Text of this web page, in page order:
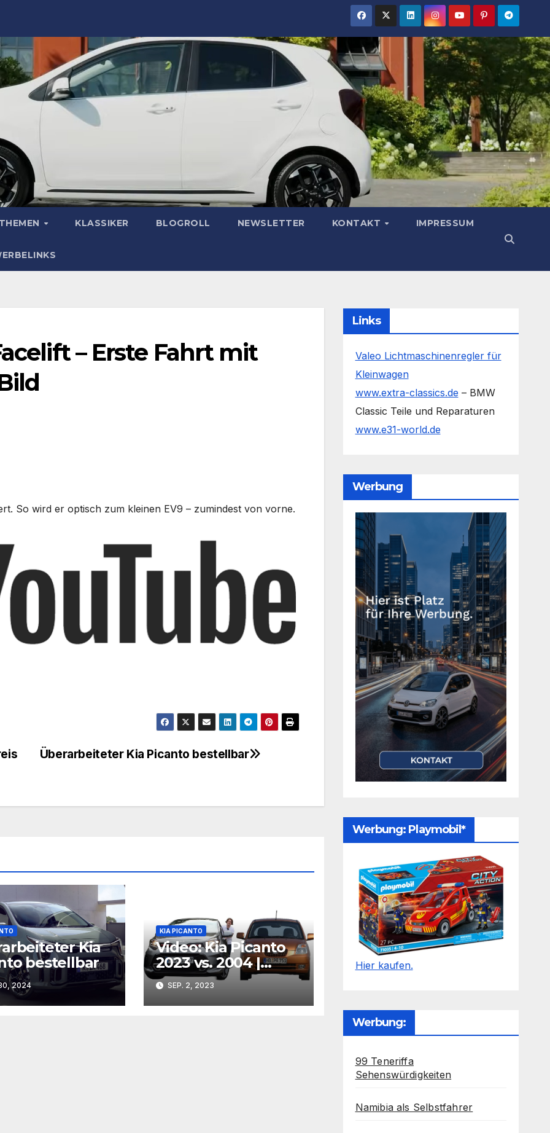
KLASSIKER BLOGROLL NEWSLETTER KONTAKT IMPRESSUM
– Erste Fahrt mit
So wird er optisch zum kleinen EV9 – zumindest von vorne.
Überarbeiteter Kia Picanto bestellbar
Kia
bestellbar
2024
KIA PICANTO
Video: Kia Picanto
2023 vs. 2004 |
AUTOMMYBIL
SEP. 2, 2023
Links
Valeo Lichtmaschinenregler für
Kleinwagen
www.extra-classics.de – BMW
Classic Teile und Reparaturen
www.e31-world.de
Werbung
Werbung: Playmobil*
Hier kaufen.
Werbung:
99 Teneriffa
Sehenswürdigkeiten
Namibia als Selbstfahrer